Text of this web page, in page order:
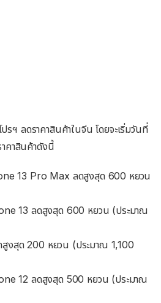
ปรฯ ลดราคาสินค้าในจีน โดยจะเริ่มวันที่
คาสินค้าดังนี้
13 Pro Max ลดสูงสุด 600 หยวน
13 ลดสูงสุด 600 หยวน (ประมาณ
งสุด 200 หยวน (ประมาณ 1,100
12 ลดสูงสุด 500 หยวน (ประมาณ